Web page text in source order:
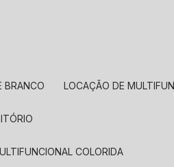
BRANCO LOCAÇÃO DE
COLORIDA